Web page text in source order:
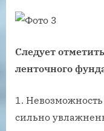
Следует
ленточного
сильно